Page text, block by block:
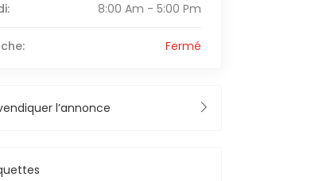
8:00 Am - 5:00 Pm
Fermé
l’annonce